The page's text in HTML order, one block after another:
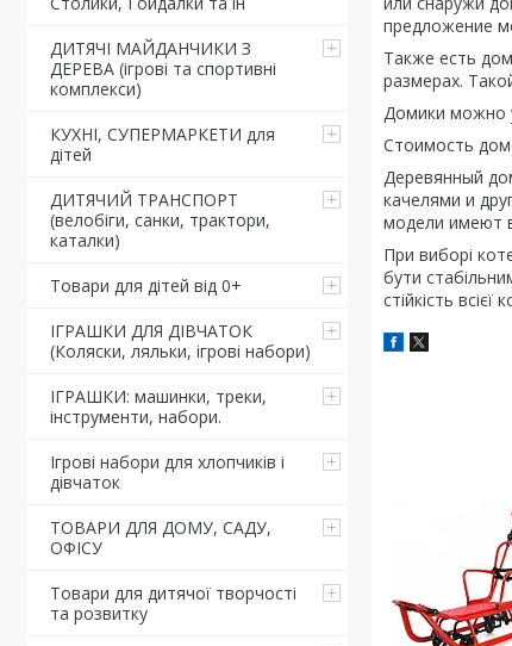
ДИТЯЧІ МАЙДАНЧИКИ З
ДЕРЕВА (ігрові та спортивні
комплекси)
КУХНІ, СУПЕРМАРКЕТИ для
дітей
ДИТЯЧИЙ ТРАНСПОРТ
(велобіги, санки, трактори,
каталки)
Товари для дітей від 0+
ІГРАШКИ ДЛЯ ДІВЧАТОК
(Коляски, ляльки, ігрові набори)
ІГРАШКИ: машинки, треки,
інструменти, набори.
Ігрові набори для хлопчиків і
дівчаток
ТОВАРИ ДЛЯ ДОМУ, САДУ,
ОФІСУ
Товари для дитячої творчості
та розвитку
предложение
Также есть
размерах.
Домики можно
Стоимость
Деревянный
качелями и
модели имеют
При виборі
бути
стійкість всієї